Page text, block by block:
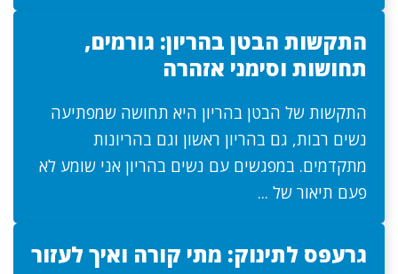
התקשות הבטן בהריון: גורמים,
תחושות וסימני אזהרה
התקשות של הבטן בהריון היא תחושה שמפתיעה
נשים רבות, גם בהריון ראשון וגם בהריונות
מתקדמים. במפגשים עם נשים בהריון אני שומע לא
פעם תיאור של ...
גרעפס לתינוק: מתי קורה ואיך לעזור